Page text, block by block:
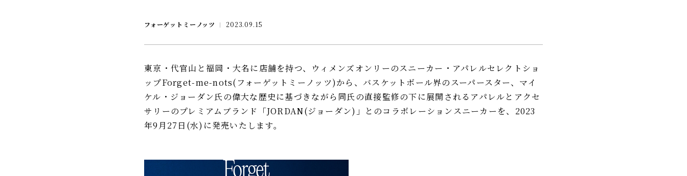
有価証券報告書・四半期報告書フォーゲットミーノッツ 2023.09.15
東京・代官⼭と福岡・⼤名に店舗を持つ、ウィメンズオンリーのスニーカー・アパレルセレクトショ
ップForget-me-nots(フォーゲットミーノッツ)から、バスケットボール界のスーパースター、マイ
ケル・ジョーダン氏の偉大な歴史に基づきながら同氏の直接監修の下に展開されるアパレルとアクセ
サリーのプレミアムブランド「JORDAN(ジョーダン)」とのコラボレーションスニーカーを、2023
年9月27日(水)に発売いたします。